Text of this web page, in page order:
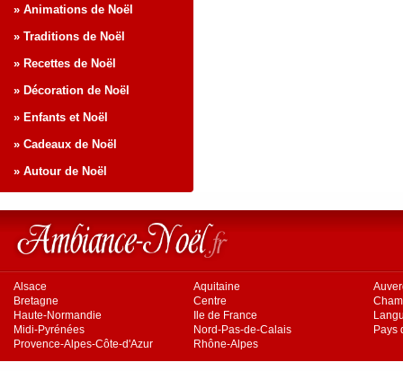
» Animations de Noël
» Traditions de Noël
» Recettes de Noël
» Décoration de Noël
» Enfants et Noël
» Cadeaux de Noël
» Autour de Noël
Alsace Aquitaine
Bretagne
Centre
Haute-Normandie
Ile de France
Midi-Pyrénées
Nord-Pas-de-Calais
Pays
Provence-Alpes-Côte-d'Azur
Rhône-Alpes